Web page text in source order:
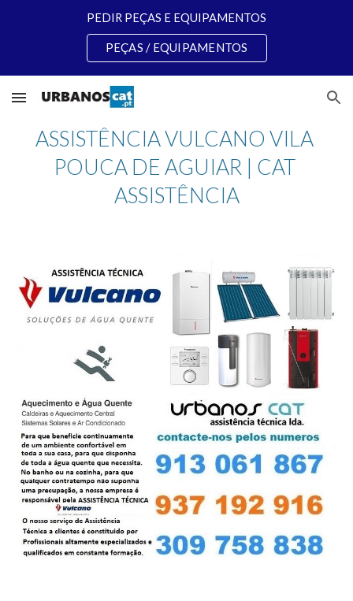
PEDIR PEÇAS E EQUIPAMENTOS
PEÇAS / EQUIPAMENTOS
ASSISTÊNCIA VULCANO VILA
POUCA DE AGUIAR | CAT
ASSISTÊNCIA